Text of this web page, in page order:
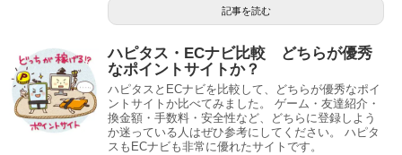
記事を読む
ハピタス・ECナビ比較 どちらが優秀
なポイントサイトか？
ハピタスとECナビを比較して、どちらが優秀なポイ
ントサイトか比べてみました。 ゲーム・友達紹介・
換金額・手数料・安全性など、どちらに登録しよう
か迷っている人はぜひ参考にしてください。 ハピタ
スもECナビも非常に優れたサイトです。